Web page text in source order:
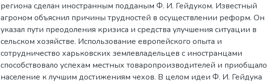
региона сделан иностранным подданым Ф. И. Гейдуком. Известный
агроном объяснил причины трудностей в осуществлении реформ. Он
указал пути преодоления кризиса и средства улучшения ситуации в
сельском хозяйстве. Использование европейского опыта и
сотрудничество харьковских землевладельцев с иностранцами
способствовало успехам местных товаропроизводителей и приобщало
население к лучшим достижениям чехов. В целом идеи Ф. И. Гейдука